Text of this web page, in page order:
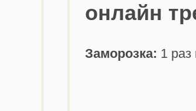
онлайн
Заморозка: 1 раз